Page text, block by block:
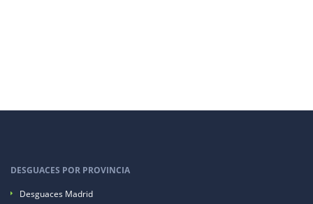
DESGUACES POR PROVINCIA
Desguaces Madrid